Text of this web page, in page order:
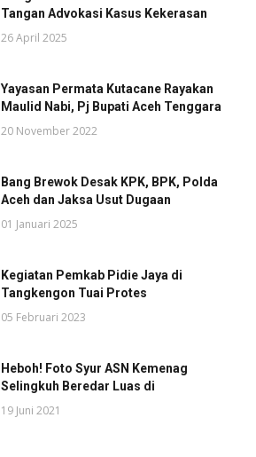
Tangan Advokasi Kasus Kekerasan
26 April 2025
Yayasan Permata Kutacane Rayakan
Maulid Nabi, Pj Bupati Aceh Tenggara
20 November 2022
Bang Brewok Desak KPK, BPK, Polda
Aceh dan Jaksa Usut Dugaan
01 Januari 2025
Kegiatan Pemkab Pidie Jaya di
Tangkengon Tuai Protes
05 Februari 2023
Heboh! Foto Syur ASN Kemenag
Selingkuh Beredar Luas di
19 Juni 2021